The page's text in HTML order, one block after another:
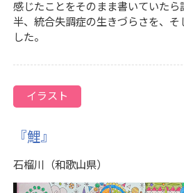
感じたことをそのまま書いていたら
半、統合失調症の生きづらさを、そ
した。
イラスト
『鯉』
石榴川（和歌山県）